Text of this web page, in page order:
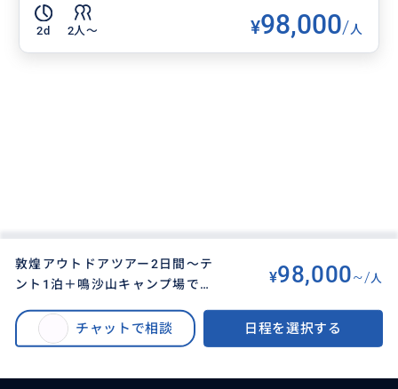
2d 2人〜 ¥98,000/人
敦煌アウトドアツアー2日間～テ
ント1泊＋鳴沙山キャンプ場での
駱駝乗りの鳴沙山砂漠キャンプ場
グランピング プライベートツアー
¥98,000~/ 人
チャットで相談 日程を選択する
敦煌アウトドアツアー2日間～テント1泊＋鳴沙山キャンプ場での夕食会＋莫
高窟＋鳴沙山月牙泉＋駱駝乗りの鳴沙山砂漠キャンプ場 グランピング プライ
ベートツアー〈1名様より催行〉